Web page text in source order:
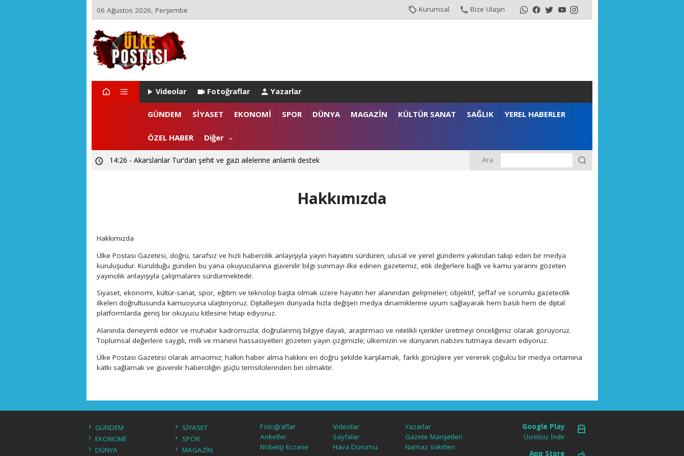
06 Ağustos 2026, Perşembe Kurumsal Bize Ulaşın
Videolar Fotoğraflar Yazarlar
GÜNDEM SİYASET EKONOMİ SPOR DÜNYA MAGAZİN KÜLTÜR SANAT SAĞLIK YEREL HABERLER
ÖZEL HABER Diğer
14:26 - Akarslanlar Tur’dan şehit ve gazi ailelerine anlamlı destek
09:51 - El Yapımı Teleskoplarla Uzayın Derinliklerini Keşfediyorlar
Ara
Hakkımızda
Hakkımızda
Ülke Postası Gazetesi, doğru, tarafsız ve hızlı habercilik anlayışıyla yayın hayatını sürdüren; ulusal ve yerel gündemi yakından takip eden bir medya
kuruluşudur. Kurulduğu günden bu yana okuyucularına güvenilir bilgi sunmayı ilke edinen gazetemiz, etik değerlere bağlı ve kamu yararını gözeten
yayıncılık anlayışıyla çalışmalarını sürdürmektedir.
Siyaset, ekonomi, kültür-sanat, spor, eğitim ve teknoloji başta olmak üzere hayatın her alanından gelişmeleri; objektif, şeffaf ve sorumlu gazetecilik
ilkeleri doğrultusunda kamuoyuna ulaştırıyoruz. Dijitalleşen dünyada hızla değişen medya dinamiklerine uyum sağlayarak hem basılı hem de dijital
platformlarda geniş bir okuyucu kitlesine hitap ediyoruz.
Alanında deneyimli editör ve muhabir kadromuzla; doğrulanmış bilgiye dayalı, araştırmacı ve nitelikli içerikler üretmeyi önceliğimiz olarak görüyoruz.
Toplumsal değerlere saygılı, milli ve manevi hassasiyetleri gözeten yayın çizgimizle; ülkemizin ve dünyanın nabzını tutmaya devam ediyoruz.
Ülke Postası Gazetesi olarak amacımız; halkın haber alma hakkını en doğru şekilde karşılamak, farklı görüşlere yer vererek çoğulcu bir medya ortamına
katkı sağlamak ve güvenilir haberciliğin güçlü temsilcilerinden biri olmaktır.
GÜNDEM
SİYASET
EKONOMİ
SPOR
DÜNYA
MAGAZİN
Fotoğraflar Videolar
Yazarlar
Anketler
Sayfalar
Gazete Manşetleri
Nöbetçi Eczane
Hava Durumu Namaz Vakitleri
Google Play
Ücretsiz İndir
App Store